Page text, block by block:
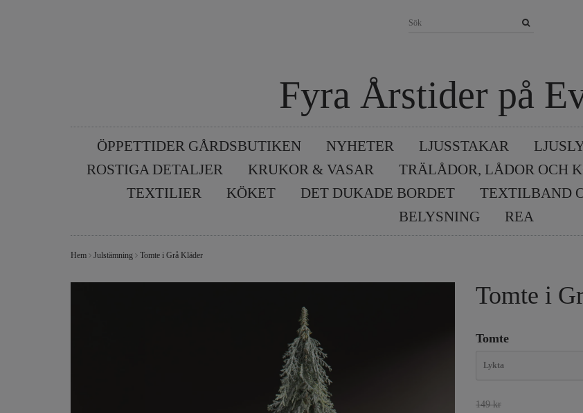
Fyra Årstider på
ÖPPETTIDER GÅRDSBUTIKEN NYHETER LJUSSTAKAR
ROSTIGA DETALJER
KRUKOR & VASAR TRÄLÅDOR, LÅDOR OCH
TEXTILIER
KÖKET DET DUKADE BORDET TEXTILBAND
BELYSNING
REA
Hem Julstämning Tomte i Grå Kläder
Tomte i
Tomte
Lykta
149 kr